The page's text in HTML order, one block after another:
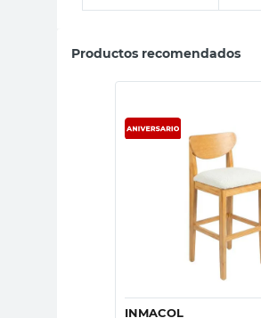
Productos recomendados
Vista rápida
INMACOL